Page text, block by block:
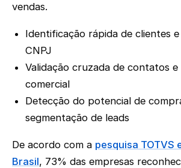
vendas.
Identificação rápida de clientes
CNPJ
Validação cruzada de contatos
comercial
Detecção do potencial de
segmentação de leads
De acordo com a pesquisa TOTVS
Brasil, 73% das empresas